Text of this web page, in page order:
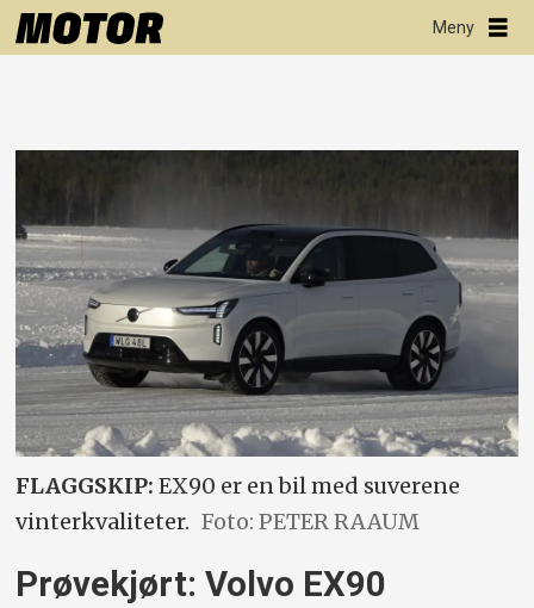
FLAGGSKIP: EX90 er en bil med suverene
vinterkvaliteter. Foto: PETER RAAUM
Prøvekjørt: Volvo EX90